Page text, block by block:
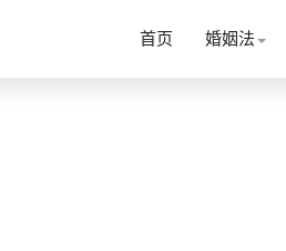
首页 婚姻法